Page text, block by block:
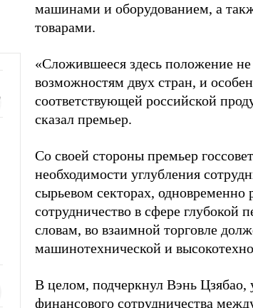
машинами и оборудованием, а
товарами.
«Сложившееся здесь положение
возможностям двух стран, и
соответствующей российской
сказал премьер.
Со своей стороны премьер
необходимости углубления
сырьевом секторах, одновременно
сотрудничество в сфере глубокой
словам, во взаимной торговле
машинотехнической и
В целом, подчеркнул Вэнь Цзябао,
финансового сотрудничества